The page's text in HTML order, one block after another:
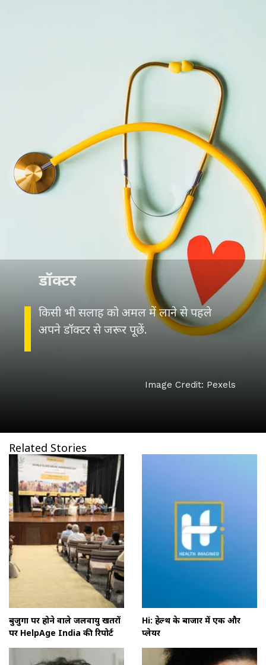
किसी भी सलाह को अमल में लाने से पहले
डॉक्टर
Image Credit: Pexels
Related Stories
बुजुर्गों पर होने वाले जलवायु खतरों
पर HelpAge India की रिपोर्ट
Hi: हेल्थ के बाजार में एक और
प्लेयर